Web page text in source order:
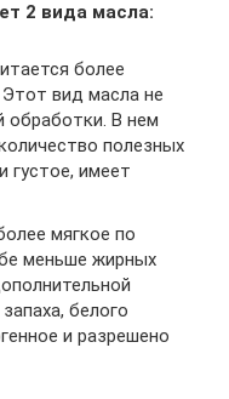
2 вида масла:
более
вид масла не
обработки. В нем
полезных
густое, имеет
мягкое по
меньше жирных
белого
и разрешено